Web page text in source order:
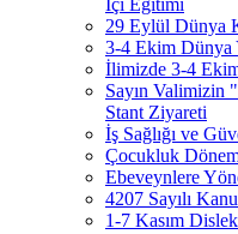
29 Eylül Dünya
3-4 Ekim Dünya
İlimizde 3-4
Sayın Valimizin
Stant Ziyareti
İş Sağlığı ve
Çocukluk
Ebeveynlere
4207 Sayılı
1-7 Kasım